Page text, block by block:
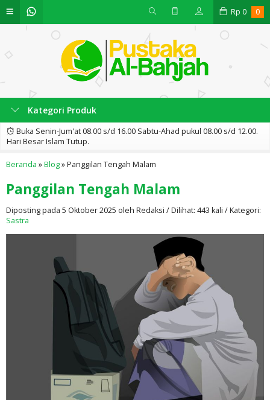
Rp 0 0
Kategori Produk
Buka Senin-Jum'at 08.00 s/d 16.00 Sabtu-Ahad pukul 08.00 s/d 12.00.
Hari Besar Islam Tutup.
Beranda »Blog»Panggilan Tengah Malam
Panggilan Tengah Malam
Diposting pada 5 Oktober 2025 oleh Redaksi / Dilihat: 443 kali / Kategori:
Sastra